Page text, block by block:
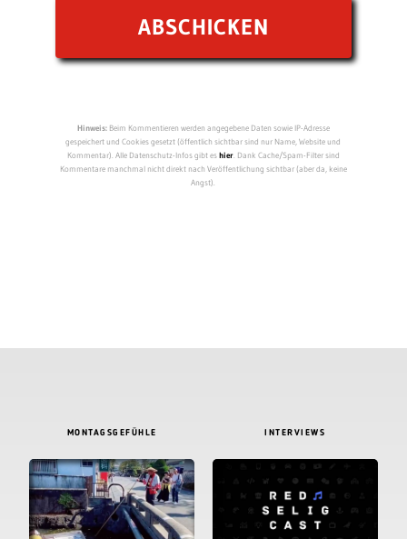
Hinweis:Beim Kommentieren werden angegebene Daten sowie IP-Adresse
gespeichert und Cookies gesetzt (öffentlich sichtbar sind nur Name, Website und
Kommentar). Alle Datenschutz-Infos gibt eshier. Dank Cache/Spam-Filter sind
Kommentare manchmal nicht direkt nach Veröffentlichung sichtbar (aber da, keine
Angst).
MONTAGSGEFÜHLE INTERVIEWS